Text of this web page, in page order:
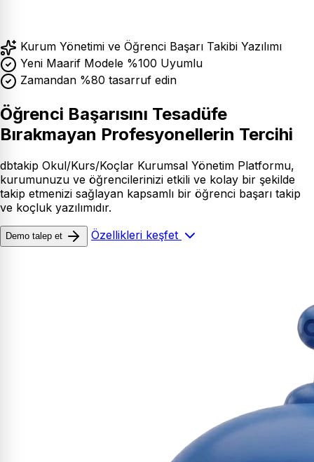
Kurum Yönetimi ve Öğrenci Başarı Takibi Yazılımı
Yeni Maarif Modele %100 Uyumlu
Zamandan %80 tasarruf edin
Öğrenci Başarısını Tesadüfe
Bırakmayan Profesyonellerin Tercihi
dbtakip Okul/Kurs/Koçlar Kurumsal Yönetim Platformu,
kurumunuzu ve öğrencilerinizi etkili ve kolay bir şekilde
takip etmenizi sağlayan kapsamlı bir öğrenci başarı takip
ve koçluk yazılımıdır.
Demo talep et Özellikleri keşfet